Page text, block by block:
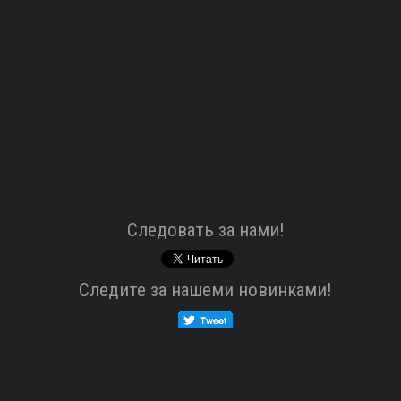
Cледовать за нами!
Cледите за нашеми новинками!